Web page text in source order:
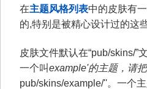
在主题风格列表中的皮肤有
的,特别是被精心设计过的这
皮肤文件默认在“pub/skins/”
一个叫example'的主题，请
pub/skins/example/''。一个